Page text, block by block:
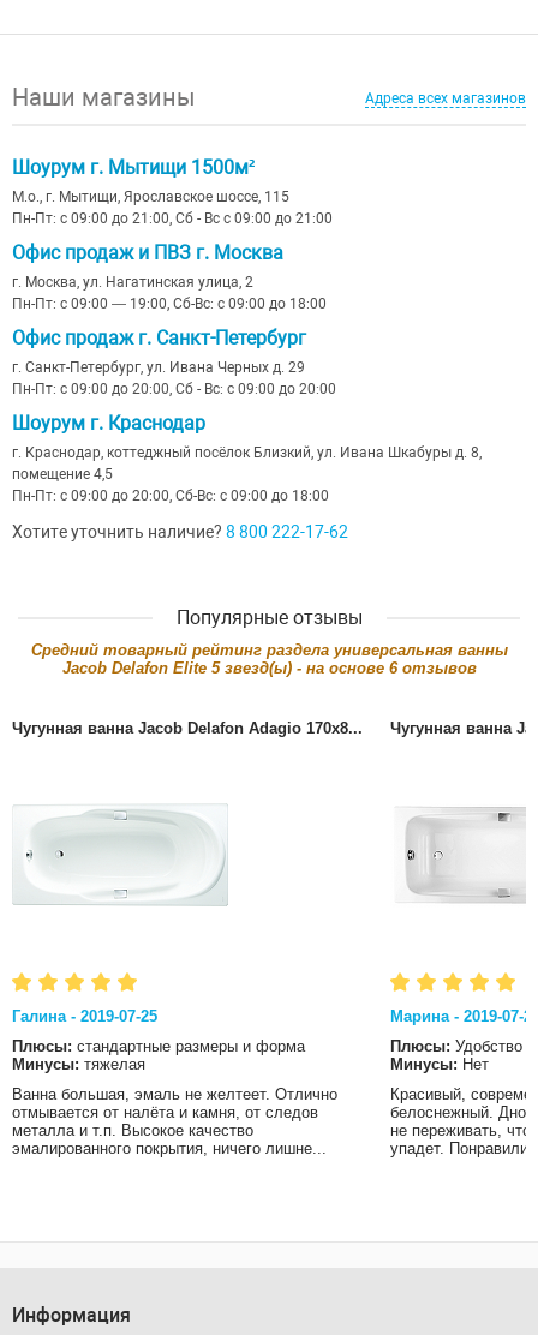
Наши магазины Адреса всех магазинов
Шоурум г. Мытищи 1500м²
М.о., г. Мытищи, Ярославское шоссе, 115
Пн-Пт: с 09:00 до 21:00, Сб - Вс с 09:00 до 21:00
Офис продаж и ПВЗ г. Москва
г. Москва, ул. Нагатинская улица, 2
Пн-Пт: с 09:00 — 19:00, Сб-Вс: с 09:00 до 18:00
Офис продаж г. Санкт-Петербург
г. Санкт-Петербург, ул. Ивана Черных д. 29
Пн-Пт: с 09:00 до 20:00, Сб - Вс: с 09:00 до 20:00
Шоурум г. Краснодар
г. Краснодар, коттеджный посёлок Близкий, ул. Ивана Шкабуры д. 8,
помещение 4,5
Пн-Пт: с 09:00 до 20:00, Сб-Вс: с 09:00 до 18:00
Хотите уточнить наличие? 8 800 222-17-62
Популярные отзывы
Cредний товарный рейтинг раздела универсальная ванны
Jacob Delafon Elite 5звезд(ы) - на основе 6отзывов
Чугунная ванна Jacob Delafon Adagio 170x8...
Галина - 2019-07-25
Плюсы: стандартные размеры и форма
Минусы: тяжелая
Ванна большая, эмаль не желтеет. Отлично
отмывается от налёта и камня, от следов
металла и т.п. Высокое качество
эмалированного покрытия, ничего лишне...
Чугунная ванна
Марина - 2019-07-
Плюсы: Удобство
Минусы: Нет
Красивый,
белоснежный. Дно
не переживать, что
упадет.
Информация